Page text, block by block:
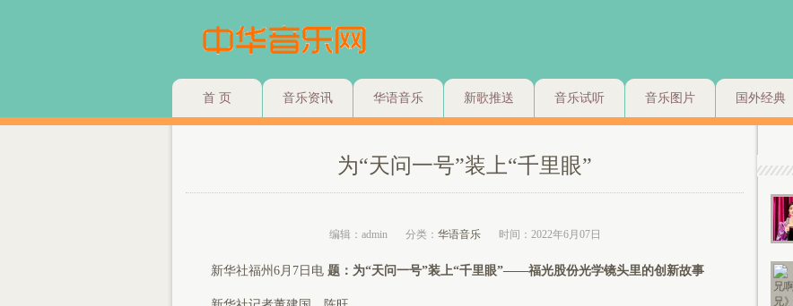
首 页 音乐资讯 华语音乐 新歌推送 音乐试听 音乐图片 国外经典
为“天问一号”装上“千里眼”
编辑：admin 分类： 华语音乐 时间：2022年6月07日
新华社福州6月7日电 题：为“天问一号”装上“千里眼”——福光股份光学镜头里的创新故事